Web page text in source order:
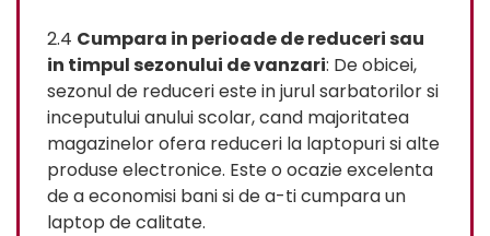
2.4 Cumpara in perioade de reduceri sau
in timpul sezonului de vanzari: De obicei,
sezonul de reduceri este in jurul sarbatorilor si
inceputului anului scolar, cand majoritatea
magazinelor ofera reduceri la laptopuri si alte
produse electronice. Este o ocazie excelenta
de a economisi bani si de a-ti cumpara un
laptop de calitate.